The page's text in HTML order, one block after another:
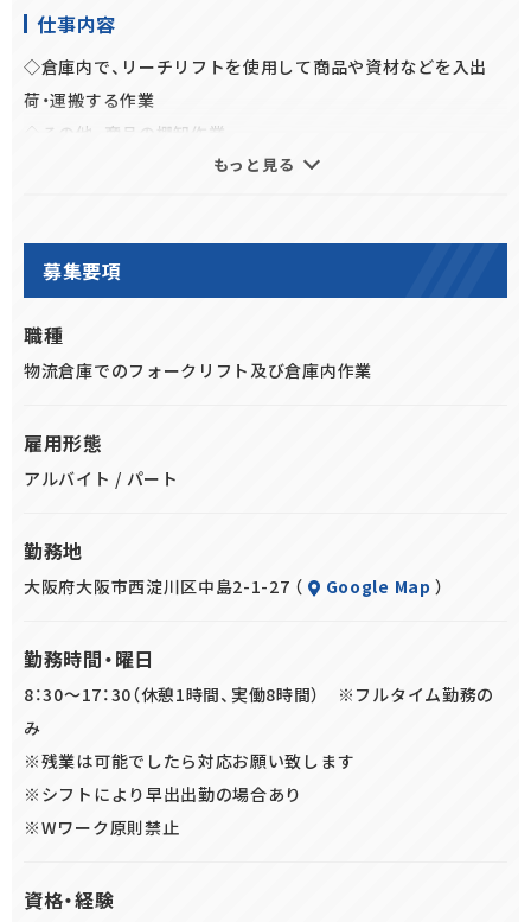
リ
★Wi-Fi使用可能な休憩所、更衣室、個人ロッカーなど、福利厚
生も充実
★経験のあるかたはもちろん、未経験のかたも安心して応募く
仕事内容
◇倉庫内で、リーチリフトを使用して商品や資材などを入出
荷・運搬する作業
◇その他、商品の棚卸作業
※手荷役での作業もありもっと見る
募集要項
職種
物流倉庫でのフォークリフト及び倉庫内作業
雇用形態
アルバイト / パート
勤務地
大阪府大阪市西淀川区中島2-1-27 （ Google Map ）
勤務時間・曜日
8：30～17：30（休憩1時間、実働8時間） ※フルタイム勤務の
み
※残業は可能でしたら対応お願い致します
※シフトにより早出出勤の場合あり
※Wワーク原則禁止
資格・経験